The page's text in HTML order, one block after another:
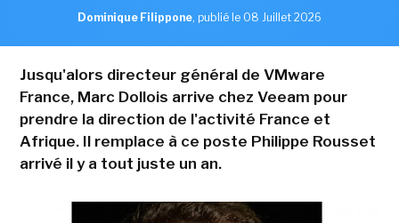
Dominique Filippone, publié le 08 Juillet 2026
Jusqu'alors directeur général de VMware
France, Marc Dollois arrive chez Veeam pour
prendre la direction de l'activité France et
Afrique. Il remplace à ce poste Philippe Rousset
arrivé il y a tout juste un an.